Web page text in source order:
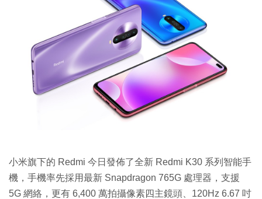
生成式AI與雲端應用
Enterprise Digital Transformation
小米旗下的 Redmi 今日發佈了全新 Redmi K30 系列智能手
機，手機率先採用最新 Snapdragon 765G 處理器，支援
5G 網絡，更有 6,400 萬拍攝像素四主鏡頭、120Hz 6.67 吋